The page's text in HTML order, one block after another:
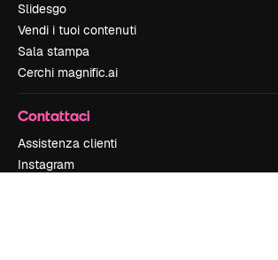
Slidesgo
Vendi i tuoi contenuti
Sala stampa
Cerchi magnific.ai
Contattaci
Assistenza clienti
Instagram